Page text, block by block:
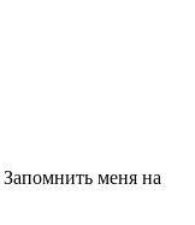
Запомнить меня на